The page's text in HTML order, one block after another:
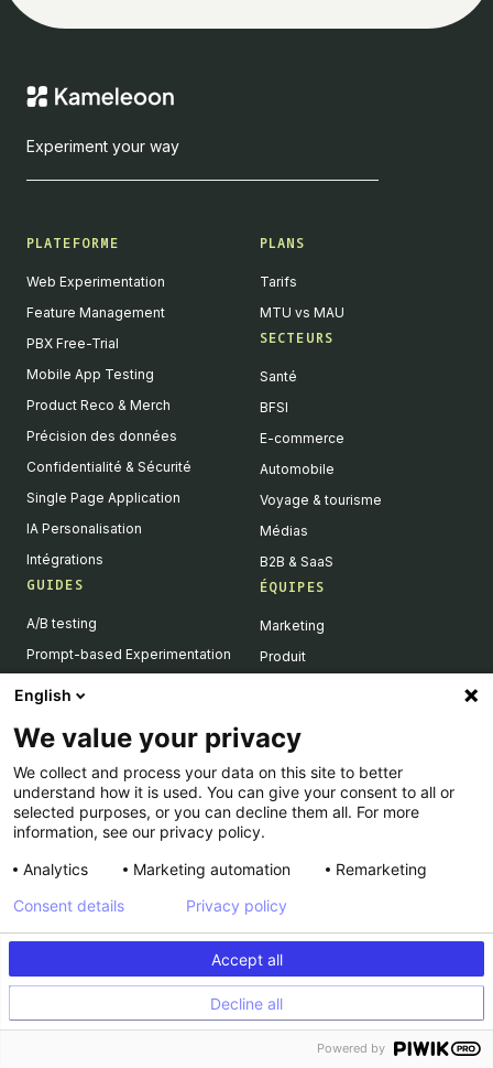
Experiment your way
PLATEFORME
Web Experimentation
Feature Management
PBX Free-Trial
Mobile App Testing
Product Reco & Merch
Précision des données
Confidentialité & Sécurité
Single Page Application
IA Personalisation
Intégrations
GUIDES
A/B testing
Prompt-based Experimentation
Feature Experimentation
L'IA & l'A/B testing
Client-Side vs Server-Side
PLANS
Tarifs
MTU vs MAU
SECTEURS
Santé
BFSI
E-commerce
Automobile
Voyage & tourisme
Médias
B2B & SaaS
ÉQUIPES
Marketing
Produit
RESSOURCES
Success Stories
Academy
Dev Docs
ENTREPRISE
À propos
Carrière
Nous contacter
Support
INFORMATIONS LÉGALES
English
We value your privacy
We collect and process your data on this site to better
understand how it is used. You can give your consent to all or
selected purposes, or you can decline them all. For more
information, see our privacy policy.
Analytics
Marketing automation Remarketing
Accept all
Decline all
Consent details Privacy policy
Powered by